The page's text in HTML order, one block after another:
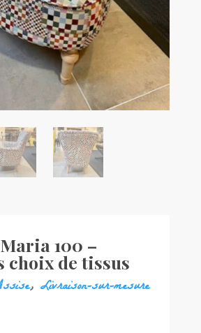
100 –
choix de tissus
, Livraison-sur-mesure